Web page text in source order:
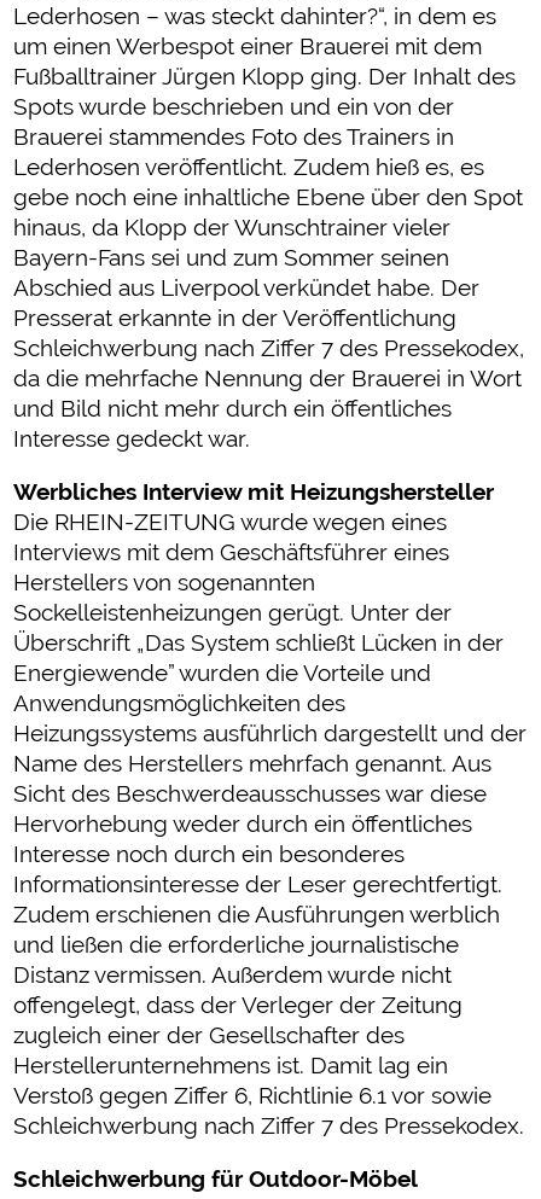
Lederhosen – was steckt dahinter?“, in dem es
um einen Werbespot einer Brauerei mit dem
Fußballtrainer Jürgen Klopp ging. Der Inhalt des
Spots wurde beschrieben und ein von der
Brauerei stammendes Foto des Trainers in
Lederhosen veröffentlicht. Zudem hieß es, es
gebe noch eine inhaltliche Ebene über den Spot
hinaus, da Klopp der Wunschtrainer vieler
Bayern-Fans sei und zum Sommer seinen
Abschied aus Liverpool verkündet habe. Der
Presserat erkannte in der Veröffentlichung
Schleichwerbung nach Ziffer 7 des Pressekodex,
da die mehrfache Nennung der Brauerei in Wort
und Bild nicht mehr durch ein öffentliches
Interesse gedeckt war.
Werbliches Interview mit Heizungshersteller
Die RHEIN-ZEITUNG wurde wegen eines
Interviews mit dem Geschäftsführer eines
Herstellers von sogenannten
Sockelleistenheizungen gerügt. Unter der
Überschrift „Das System schließt Lücken in der
Energiewende” wurden die Vorteile und
Anwendungsmöglichkeiten des
Heizungssystems ausführlich dargestellt und der
Name des Herstellers mehrfach genannt. Aus
Sicht des Beschwerdeausschusses war diese
Hervorhebung weder durch ein öffentliches
Interesse noch durch ein besonderes
Informationsinteresse der Leser gerechtfertigt.
Zudem erschienen die Ausführungen werblich
und ließen die erforderliche journalistische
Distanz vermissen. Außerdem wurde nicht
offengelegt, dass der Verleger der Zeitung
zugleich einer der Gesellschafter des
Herstellerunternehmens ist. Damit lag ein
Verstoß gegen Ziffer 6, Richtlinie 6.1 vor sowie
Schleichwerbung nach Ziffer 7 des Pressekodex.
Schleichwerbung für Outdoor-Möbel